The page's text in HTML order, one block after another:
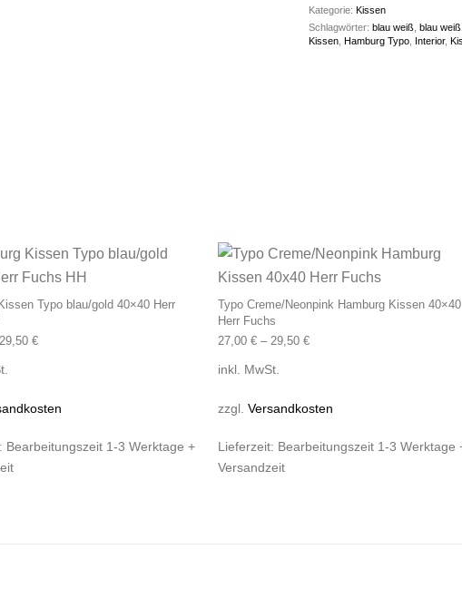
Kategorie: Kissen
Schlagwörter: blau weiß, blau
Kissen, Hamburg Typo, Interior,
mehrere Varianten auf. Die Optionen können auf der Produktseite
Typo blau/gold 40×40 Herr
29,50 €
Dieses Produkt weist mehrere Varianten auf.
Bearbeitungszeit 1-3 Werktage +
Typo Creme/Neonpink Hamburg Kissen 40×40
Herr Fuchs
27,00 € – 29,50 €
inkl. MwSt.
zzgl. Versandkosten
Lieferzeit: Bearbeitungszeit 1-3 Werktage
Versandzeit